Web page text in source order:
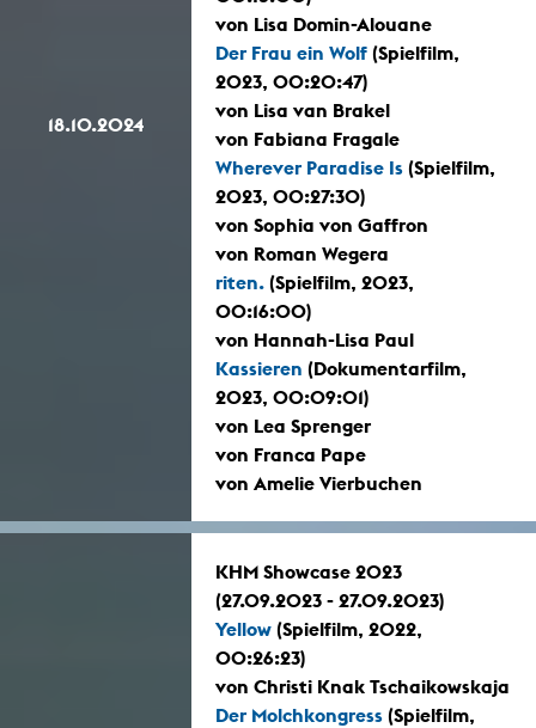
18.10.2024
von Lisa Domin-Alouane
Der Frau ein Wolf (Spielfilm,
2023, 00:20:47)
von Lisa van Brakel
von Fabiana Fragale
Wherever Paradise Is (Spielfilm,
2023, 00:27:30)
von Sophia von Gaffron
von Roman Wegera
riten. (Spielfilm, 2023,
00:16:00)
von Hannah-Lisa Paul
Kassieren (Dokumentarfilm,
2023, 00:09:01)
von Lea Sprenger
von Franca Pape
von Amelie Vierbuchen
KHM Showcase 2023
(27.09.2023 - 27.09.2023)
Yellow (Spielfilm, 2022,
00:26:23)
von Christi Knak Tschaikowskaja
Der Molchkongress (Spielfilm,